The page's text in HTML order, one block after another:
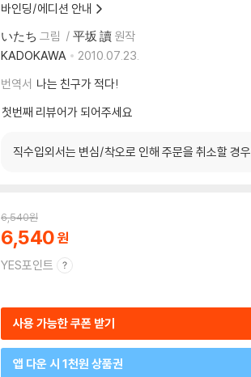
바인딩/에디션 안내
いたち 그림 平坂 讀 원작
KADOKAWA
2010.07.23.
번역서 나는 친구가 적다!
첫번째 리뷰어가 되어주세요
직수입외서는 변심/착오로 인해 주문을 취소할 경우
6,540원
6,540
YES포인트
사용 가능한 쿠폰 받기
앱 다운 시 1천원 상품권